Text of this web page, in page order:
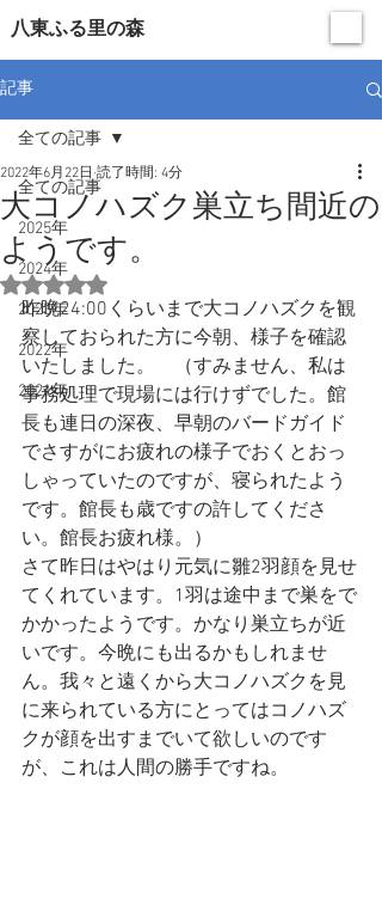
​八東ふる里の森
記事
全ての記事
2025年
2024年
2023年
2022年
2021年
全ての記事
大コノハズク巣立ち間近の
ようです。
2022年6月22日 読了時間: 4分
5つ星のうちNaNと評価されています。
昨晩24:00くらいまで大コノハズクを観
察しておられた方に今朝、様子を確認
いたしました。　（すみません、私は
事務処理で現場には行けずでした。館
長も連日の深夜、早朝のバードガイド
でさすがにお疲れの様子でおくとおっ
しゃっていたのですが、寝られたよう
です。館長も歳ですの許してくださ
い。館長お疲れ様。）
さて昨日はやはり元気に雛2羽顔を見せ
てくれています。1羽は途中まで巣をで
かかったようです。かなり巣立ちが近
いです。今晩にも出るかもしれませ
ん。我々と遠くから大コノハズクを見
に来られている方にとってはコノハズ
クが顔を出すまでいて欲しいのです
が、これは人間の勝手ですね。